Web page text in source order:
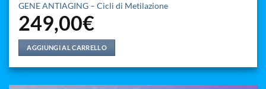
GENE ANTIAGING – Cicli di Metilazione
249,00€
AGGIUNGI AL CARRELLO